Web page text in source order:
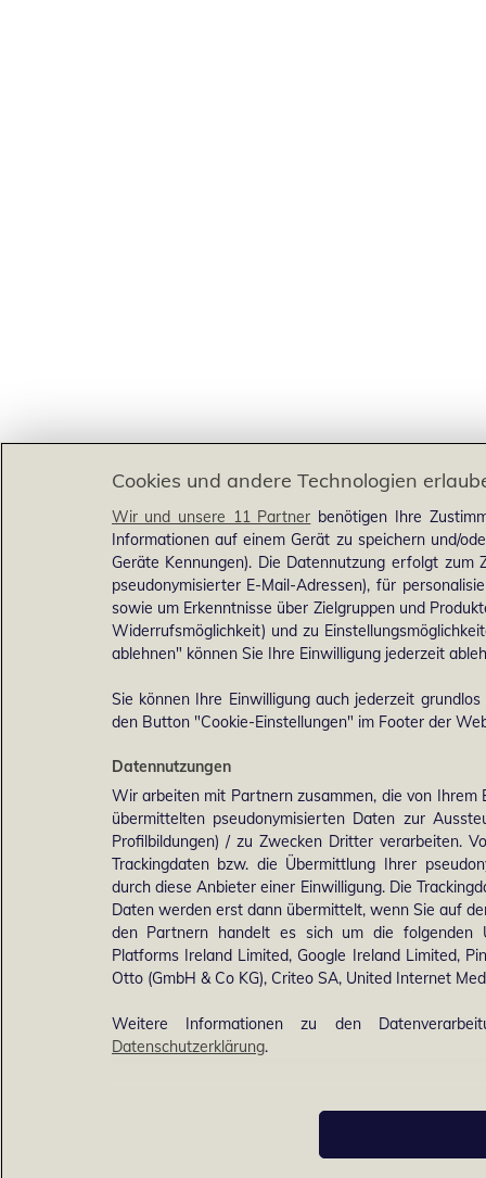
Cookies und andere Technologien
Wir und unsere 11 Partner benötigen Ihre
Informationen auf einem Gerät zu speichern und/
Geräte Kennungen). Die Datennutzung erfolgt
pseudonymisierter E-Mail-Adressen), für
sowie um Erkenntnisse über Zielgruppen und
Widerrufsmöglichkeit) und zu
ablehnen" können Sie Ihre Einwilligung jederzeit
Sie können Ihre Einwilligung auch jederzeit
den Button "Cookie-Einstellungen" im Footer der
Datennutzungen
Wir arbeiten mit Partnern zusammen, die von Ihrem
übermittelten pseudonymisierten Daten zur
Profilbildungen) / zu Zwecken Dritter verarbeiten.
Trackingdaten bzw. die Übermittlung Ihrer
durch diese Anbieter einer Einwilligung. Die
Daten werden erst dann übermittelt, wenn Sie auf
den Partnern handelt es sich um die folgenden
Platforms Ireland Limited, Google Ireland Limited,
Otto (GmbH & Co KG), Criteo SA, United Internet
Weitere Informationen zu den
Datenschutzerklärung.